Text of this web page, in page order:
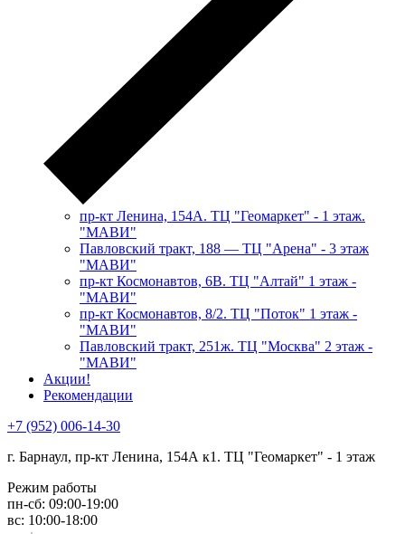
пр-кт Ленина, 154А. ТЦ "Геомаркет" - 1 этаж.
"МАВИ"
​Павловский тракт, 188 — ТЦ "Арена" - 3 этаж
"МАВИ"
пр-кт Космонавтов, 6В. ТЦ "Алтай" 1 этаж -
"МАВИ"
пр-кт Космонавтов, 8/2. ТЦ "Поток" 1 этаж -
"МАВИ"
Павловский тракт, 251ж. ТЦ "Москва" 2 этаж -
"МАВИ"
Акции!
Рекомендации
+7 (952) 006-14-30
г. Барнаул, пр-кт Ленина, 154А к1. ТЦ "Геомаркет" - 1 этаж
Режим работы
пн-сб: 09:00-19:00
вс: 10:00-18:00